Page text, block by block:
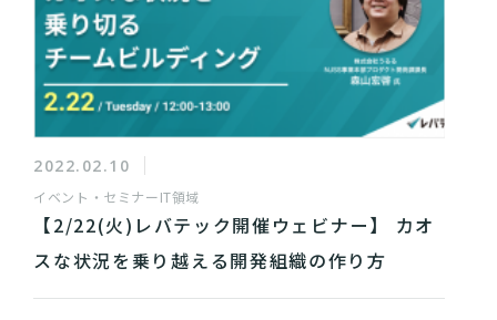
2022.02.10
イベント・セミナーIT領域
【2/22(火)レバテック開催ウェビナー】 カオ
スな状況を乗り越える開発組織の作り方